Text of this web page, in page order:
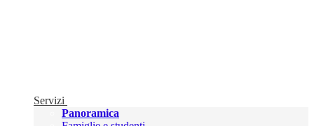
Servizi
Panoramica